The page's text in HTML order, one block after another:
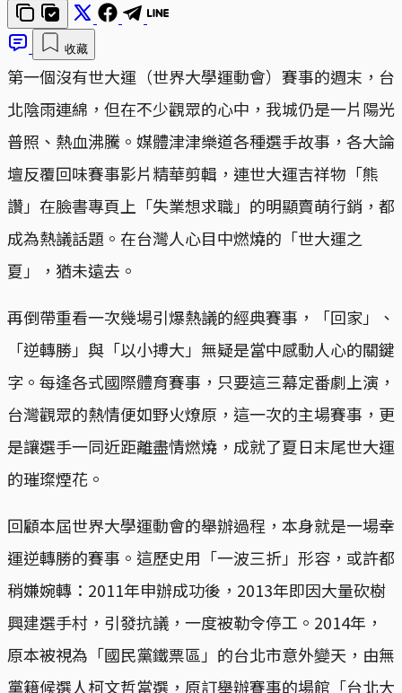
收藏
第一個沒有世大運（世界大學運動會）賽事的週末，台
北陰雨連綿，但在不少觀眾的心中，我城仍是一片陽光
普照、熱血沸騰。媒體津津樂道各種選手故事，各大論
壇反覆回味賽事影片精華剪輯，連世大運吉祥物「熊
讚」在臉書專頁上「失業想求職」的明顯賣萌行銷，都
成為熱議話題。在台灣人心目中燃燒的「世大運之
夏」，猶未遠去。
再倒帶重看一次幾場引爆熱議的經典賽事，「回家」、
「逆轉勝」與「以小搏大」無疑是當中感動人心的關鍵
字。每逢各式國際體育賽事，只要這三幕定番劇上演，
台灣觀眾的熱情便如野火燎原，這一次的主場賽事，更
是讓選手一同近距離盡情燃燒，成就了夏日末尾世大運
的璀璨煙花。
回顧本屆世界大學運動會的舉辦過程，本身就是一場幸
運逆轉勝的賽事。這歷史用「一波三折」形容，或許都
稍嫌婉轉：2011年申辦成功後，2013年即因大量砍樹
興建選手村，引發抗議，一度被勒令停工。2014年，
原本被視為「國民黨鐵票區」的台北市意外變天，由無
黨籍候選人柯文哲當選，原訂舉辦賽事的場館「台北大